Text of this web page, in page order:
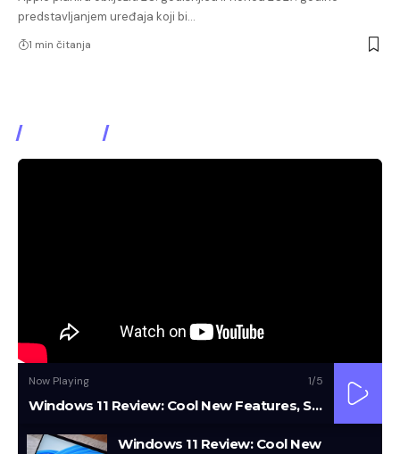
predstavljanjem uređaja koji bi…
1 min čitanja
Now Playing 1/5
Windows 11 Review: Cool New Features, Still a Work in Progress
Windows 11 Review: Cool New